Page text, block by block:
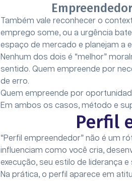
Também vale reconhecer o
emprego some, ou a urgência
espaço de mercado e planejam a
Nenhum dos dois é “melhor”
sentido. Quem empreende por
de erro.
Quem empreende por
Em ambos os casos, método e
Perfil
“Perfil empreendedor” não é um
influenciam como você cria,
execução, seu estilo de liderança
Na prática, o perfil aparece em